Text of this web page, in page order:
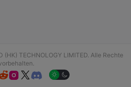
TECHNOLOGY LIMITED. Alle Rechte
  